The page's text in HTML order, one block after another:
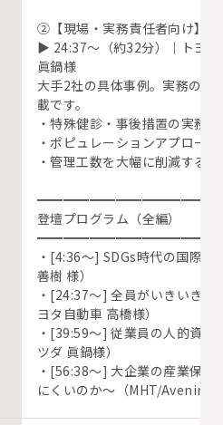
②【現場・実務責任者向け】
▶ 24:37〜（約32分）｜トヨ
眞鍋様
大手2社の具体事例。実務の
載です。
・特殊健診・事後措置の実務
・ポピュレーションアプロー
・管理工数を大幅に削減する
登壇プログラム（全編）
・[4:36〜] SDGs時代の国際ア
善樹 様）
・[24:37〜] 全員がいきいき活
ヨタ自動車 高橋様）
・[39:59〜] 従業員の人的資本
ツダ 眞鍋様）
・[56:38〜] 大企業の産業保健
にくいのか～（MHT/Avenir